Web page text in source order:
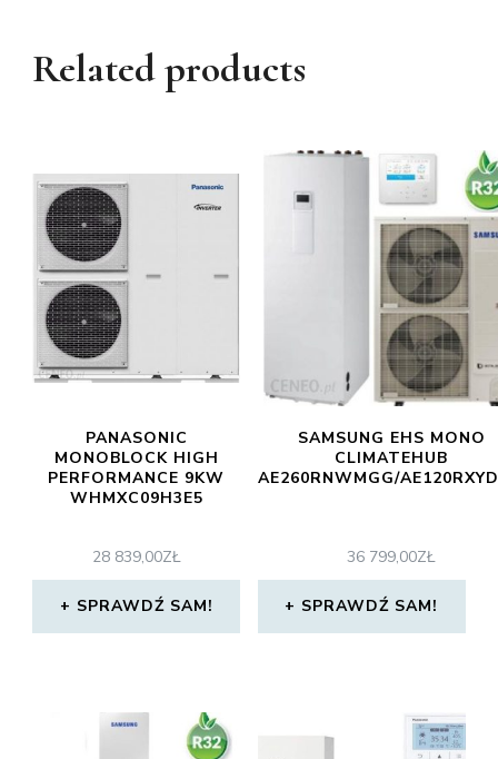
Related products
PANASONIC
MONOBLOCK HIGH
PERFORMANCE 9KW
WHMXC09H3E5
28 839,00ZŁ
SPRAWDŹ SAM!
SAMSUNG EHS MONO
CLIMATEHUB
AE260RNWMGG/
36 799,00ZŁ
SPRAWDŹ SAM!